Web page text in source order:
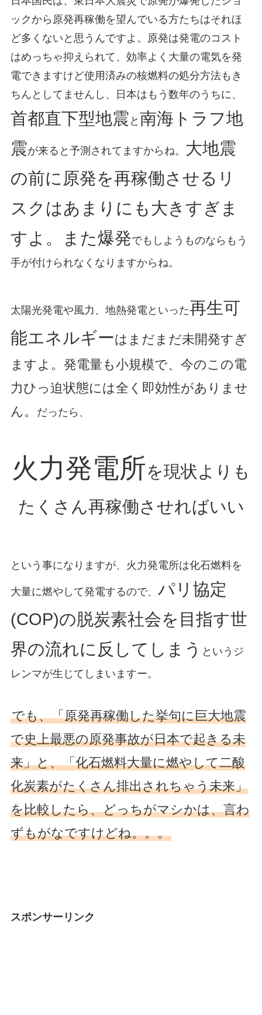
ックから原発再稼働を望んでいる方たちはそれほ
ど多くないと思うんですよ。原発は発電のコスト
はめっちゃ抑えられて、効率よく大量の電気を発
電できますけど使用済みの核燃料の処分方法もき
ちんとしてませんし、日本はもう数年のうちに、
首都直下型地震 と 南海トラフ地
震が来ると予測されてますからね。
大地震
の前に原発を再稼働させるリ
スクはあまりにも大きすぎま
すよ。また爆発でもしようものならもう
手が付けられなくなりますからね。
太陽光発電や風力、地熱発電といった再生可
能エネルギーはまだまだ未開発すぎ
ますよ。発電量も小規模で、今のこの電
力ひっ迫状態には全く即効性がありませ
ん。
だったら、
火力発電所を現状よりも
たくさん再稼働させればいい
という事になりますが、火力発電所は化石燃料を
大量に燃やして発電するので、 パリ協定
(COP)の脱炭素社会を目指す世
界の流れに反してしまう というジ
レンマが生じてしまいますー。
でも、「原発再稼働した挙句に巨大地震
で史上最悪の原発事故が日本で起きる未
来」と、「化石燃料大量に燃やして二酸
化炭素がたくさん排出されちゃう未来」
を比較したら、どっちがマシかは、言わ
ずもがなですけどね。。。
スポンサーリンク